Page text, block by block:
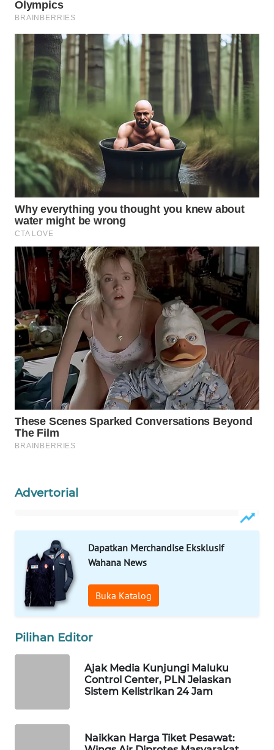
Advertorial
Dapatkan Merchandise Eksklusif
Wahana News
Buka Katalog
Pilihan Editor
Ajak Media Kunjungi Maluku
Control Center, PLN Jelaskan
Sistem Kelistrikan 24 Jam
Naikkan Harga Tiket Pesawat:
WAHANA
NEWS
WAHANA
TANI
WAHANA
ADVOKAT
WAHANA
INFRASTRUKTUR
WAHANA
KONSUMEN
WAHANA
LISTRIK
WAHANA
TRAVEL
WAHANA
TV
WAHANANEWS
ID
CO ID
WAHANA
UMKM
WAHANA
SELEB
WAHANA
PERSONA